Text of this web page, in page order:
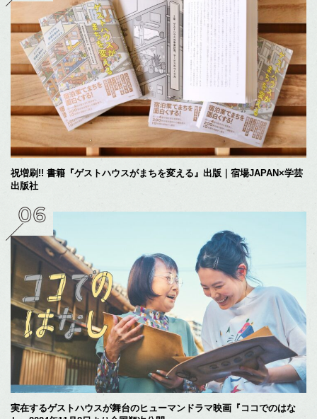
祝増刷!! 書籍『ゲストハウスがまちを変える』出版｜宿場JAPAN×学芸
出版社
実在するゲストハウスが舞台のヒューマンドラマ映画『ココでのはな